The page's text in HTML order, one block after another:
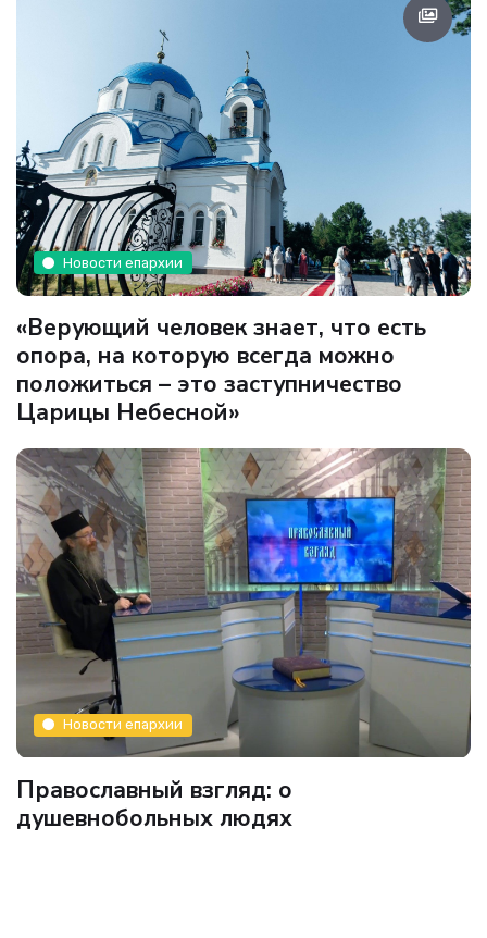
Новости епархии
«Верующий человек знает, что есть
опора, на которую всегда можно
положиться – это заступничество
Царицы Небесной»
Новости епархии
Православный взгляд: о
душевнобольных людях